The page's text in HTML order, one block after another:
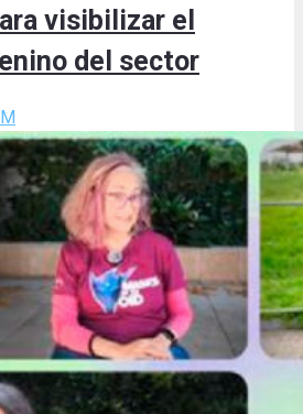
visibilizar el
del sector